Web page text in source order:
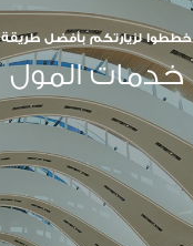
خططوا لزيارتكم بأفضل طريقة
خدمات المول